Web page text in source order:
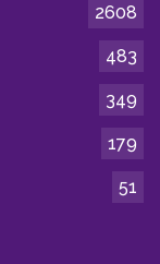
2608
483
349
179
51